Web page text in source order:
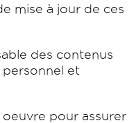
mise à jour de ces
des contenus
personnel et
pour assurer